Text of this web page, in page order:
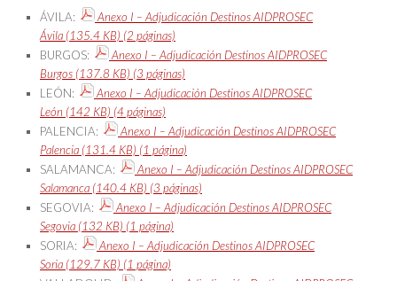
ÁVILA:
Anexo I – Adjudicación Destinos AIDPROSEC
Ávila (135.4 KB) (2 páginas)
BURGOS:
Anexo I – Adjudicación Destinos AIDPROSEC
Burgos (137.8 KB) (3 páginas)
LEÓN:
Anexo I – Adjudicación Destinos AIDPROSEC
León (142 KB) (4 páginas)
PALENCIA:
Anexo I – Adjudicación Destinos AIDPROSEC
Palencia (131.4 KB) (1 página)
SALAMANCA:
Anexo I – Adjudicación Destinos AIDPROSEC
Salamanca (140.4 KB) (3 páginas)
SEGOVIA:
Anexo I – Adjudicación Destinos AIDPROSEC
Segovia (132 KB) (1 página)
SORIA:
Anexo I – Adjudicación Destinos AIDPROSEC
Soria (129.7 KB) (1 página)